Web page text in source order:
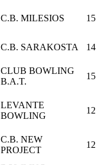
C.B. MILESIOS 15
C.B. SARAKOSTA
14
CLUB BOWLING
B.A.T.
15
LEVANTE
BOWLING
12
C.B. NEW
PROJECT
12